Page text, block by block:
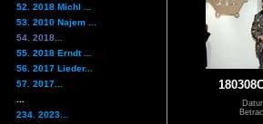
52. 2018 Michl ...
53. 2010 Najem ...
54. 2018...
55. 2018 Erndt ...
56. 2017 Lieder...
57. 2017...
234. 2023...